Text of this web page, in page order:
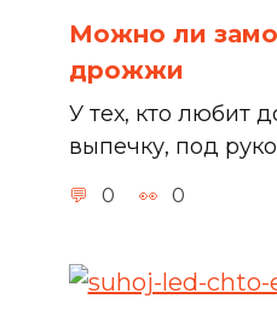
Можно ли
дрожжи
У тех, кто любит
выпечку, под
0 0